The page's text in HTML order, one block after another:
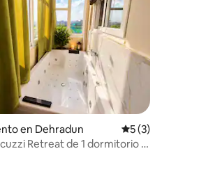
en Dehradun Calificación
5 (3)
Retreat de 1 dormitorio y